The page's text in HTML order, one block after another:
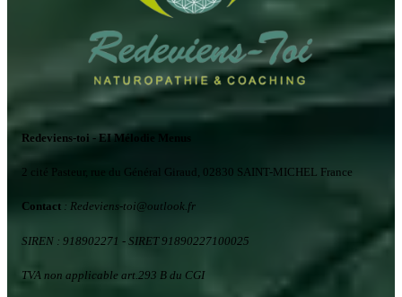
Redeviens-toi - EI Mélodie Menus
2 cité Pasteur, rue du Général Giraud, 02830 SAINT-MICHEL France
Contact : Redeviens-toi@outlook.fr
SIREN : 918902271 - SIRET 91890227100025
TVA non applicable art.293 B du CGI